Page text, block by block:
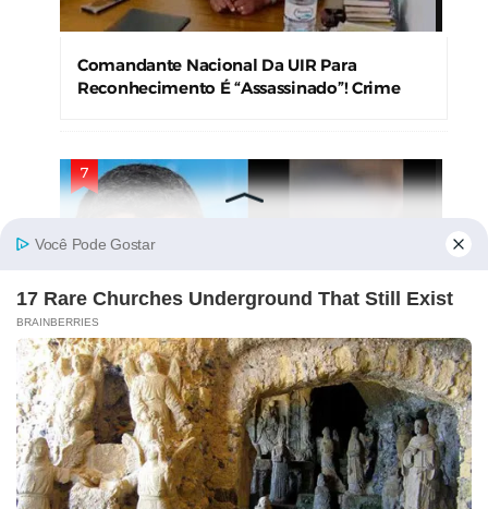
Comandante Nacional Da UIR Para
Reconhecimento É “Assassinado”! Crime
Candidato Ao Governo Do Pará Tem
Suposto Vídeo Ínt!m0 Divulgado Nas Redes
Sociais